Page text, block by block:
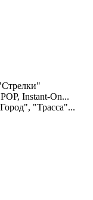
Instant-On...
"Трасса"...